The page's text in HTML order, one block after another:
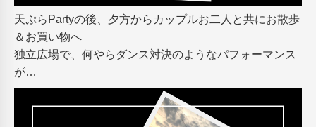
天ぷらPartyの後、夕方からカップルお二人と共にお散歩
＆お買い物へ
独立広場で、何やらダンス対決のようなパフォーマンス
が…